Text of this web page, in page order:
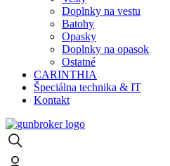
Doplnky na vestu
Batohy
Opasky
Doplnky na opasok
Ostatné
CARINTHIA
Špeciálna technika & IT
Kontakt